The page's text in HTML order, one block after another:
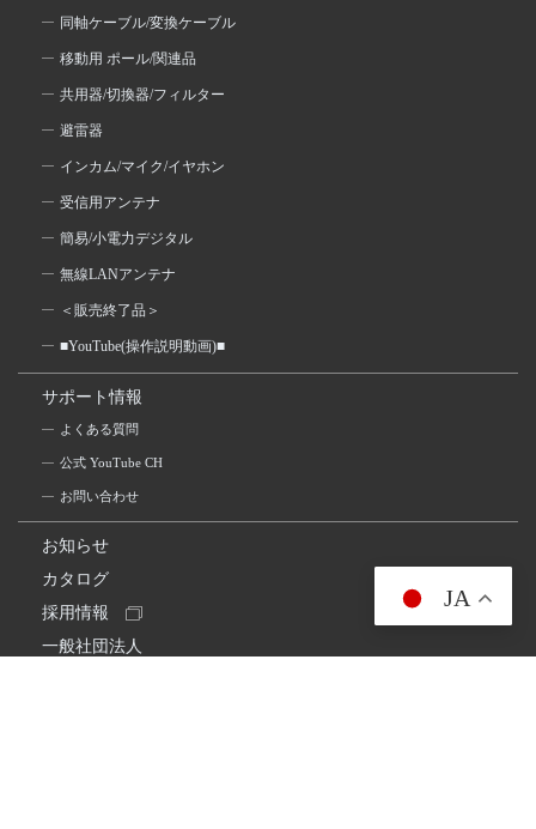
同軸ケーブル/変換ケーブル
移動用 ポール/関連品
共用器/切換器/フィルター
避雷器
インカム/マイク/イヤホン
受信用アンテナ
簡易/小電力デジタル
無線LANアンテナ
＜販売終了品＞
■YouTube(操作説明動画)■
サポート情報
よくある質問
公式 YouTube CH
お問い合わせ
お知らせ
カタログ
採用情報
一般社団法人
JA